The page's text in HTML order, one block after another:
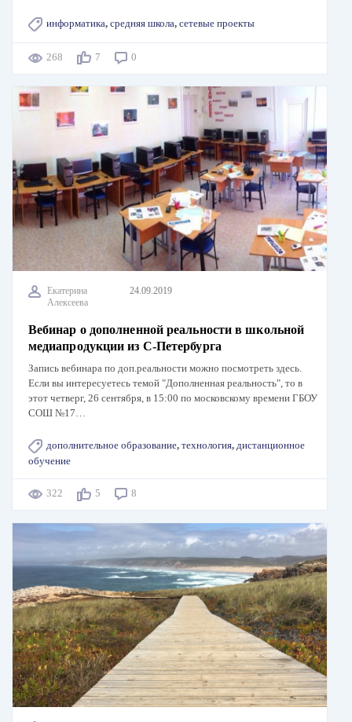
информатика, средняя школа, сетевые проекты
268 7 0
Екатерина
Алексеева
24.09.2019
Вебинар о дополненной реальности в школьной
медиапродукции из С-Петербурга
Запись вебинара по доп.реальности можно посмотреть здесь.
Если вы интересуетесь темой "Дополненная реальность", то в
этот четверг, 26 сентября, в 15:00 по московскому времени ГБОУ
СОШ №17…
дополнительное образование, технология, дистанционное
обучение
322 5 8